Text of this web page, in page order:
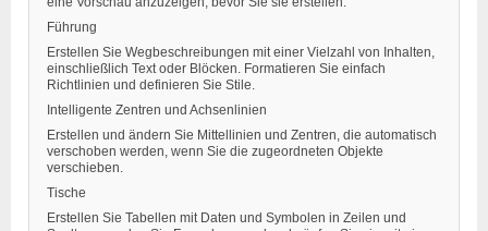
Führung
Erstellen Sie Wegbeschreibungen mit einer Vielzahl von Inhalten,
einschließlich Text oder Blöcken. Formatieren Sie einfach
Richtlinien und definieren Sie Stile.
Intelligente Zentren und Achsenlinien
Erstellen und ändern Sie Mittellinien und Zentren, die automatisch
verschoben werden, wenn Sie die zugeordneten Objekte
verschieben.
Tische
Erstellen Sie Tabellen mit Daten und Symbolen in Zeilen und